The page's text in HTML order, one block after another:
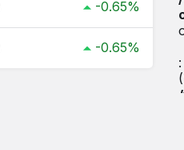
-0.65%
-0.65%